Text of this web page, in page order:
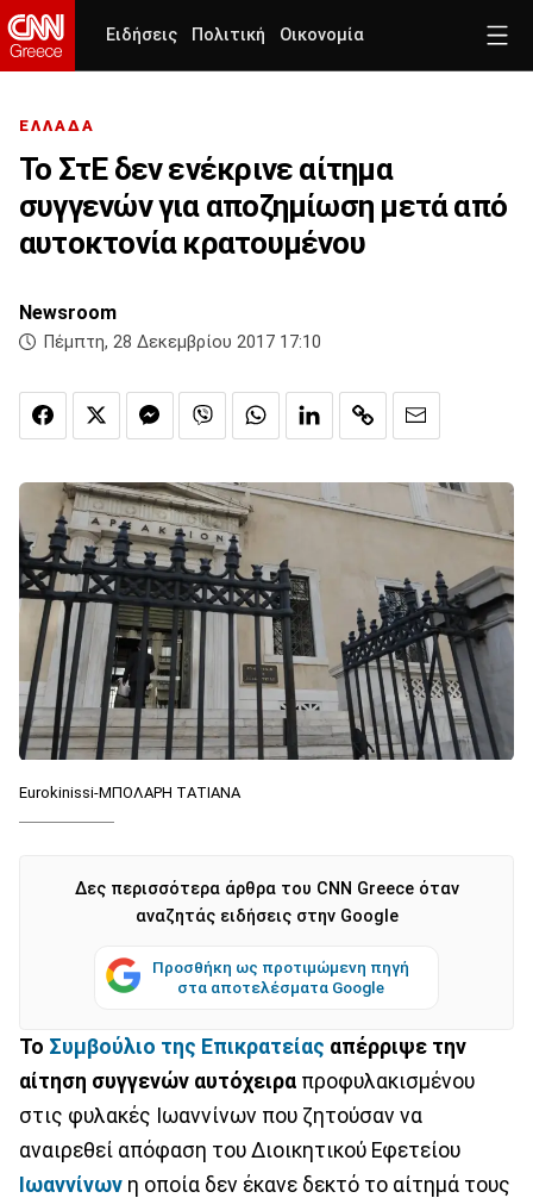
Ειδήσεις Πολιτική Οικονομία
ΕΛΛΑΔΑ
Το ΣτΕ δεν ενέκρινε αίτημα
συγγενών για αποζημίωση μετά από
αυτοκτονία κρατουμένου
Newsroom
Πέμπτη, 28 Δεκεμβρίου 2017 17:10
Eurokinissi-ΜΠΟΛΑΡΗ ΤΑΤΙΑΝΑ
Δες περισσότερα άρθρα του CNN Greece όταν
αναζητάς ειδήσεις στην Google
Προσθήκη ως προτιμώμενη πηγή
στα αποτελέσματα Google
Το Συμβούλιο της Επικρατείας απέρριψε την
αίτηση συγγενών αυτόχειρα προφυλακισμένου
στις φυλακές Ιωαννίνων που ζητούσαν να
αναιρεθεί απόφαση του Διοικητικού Εφετείου
Ιωαννίνων η οποία δεν έκανε δεκτό το αίτημά τους